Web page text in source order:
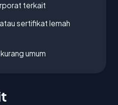
terkait
sertifikat lemah
umum